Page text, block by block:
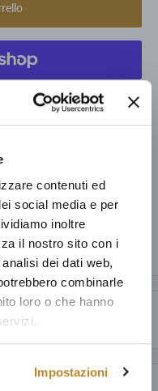
contenuti ed
social media e per
inoltre
il nostro sito con i
dei dati web,
combinarle
loro o che hanno
Impostazioni